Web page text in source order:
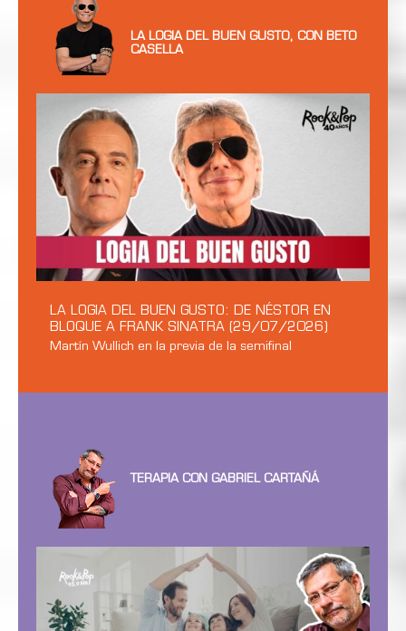
LA LOGIA DEL BUEN GUSTO, CON BETO
CASELLA
LA LOGIA DEL BUEN GUSTO: DE NÉSTOR EN
BLOQUE A FRANK SINATRA (29/07/2026)
Martín Wullich en la previa de la semifinal
TERAPIA CON GABRIEL CARTAÑÁ